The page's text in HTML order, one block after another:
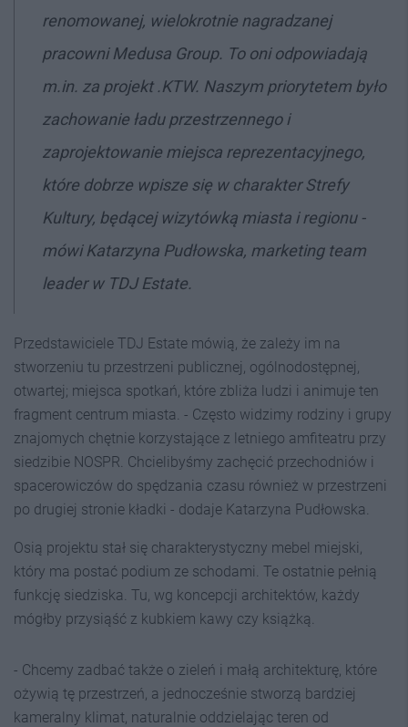
renomowanej, wielokrotnie nagradzanej
pracowni Medusa Group. To oni odpowiadają
m.in. za projekt .KTW. Naszym priorytetem było
zachowanie ładu przestrzennego i
zaprojektowanie miejsca reprezentacyjnego,
które dobrze wpisze się w charakter Strefy
Kultury, będącej wizytówką miasta i regionu -
mówi Katarzyna Pudłowska, marketing team
leader w TDJ Estate.
Przedstawiciele TDJ Estate mówią, że zależy im na
stworzeniu tu przestrzeni publicznej, ogólnodostępnej,
otwartej; miejsca spotkań, które zbliża ludzi i animuje ten
fragment centrum miasta. - Często widzimy rodziny i grupy
znajomych chętnie korzystające z letniego amfiteatru przy
siedzibie NOSPR. Chcielibyśmy zachęcić przechodniów i
spacerowiczów do spędzania czasu również w przestrzeni
po drugiej stronie kładki - dodaje Katarzyna Pudłowska.
Osią projektu stał się charakterystyczny mebel miejski,
który ma postać podium ze schodami. Te ostatnie pełnią
funkcję siedziska. Tu, wg koncepcji architektów, każdy
mógłby przysiąść z kubkiem kawy czy książką.
- Chcemy zadbać także o zieleń i małą architekturę, które
ożywią tę przestrzeń, a jednocześnie stworzą bardziej
kameralny klimat, naturalnie oddzielając teren od